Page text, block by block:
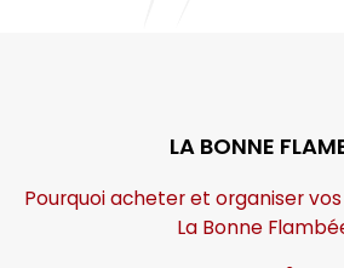
LA BONNE
Pourquoi acheter et organiser
La Bonne